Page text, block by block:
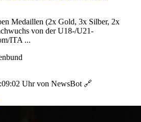
Medaillen (2x Gold, 3x Silber, 2x
von der U18-/U21-
ITA ...
Uhr von NewsBot 🔗